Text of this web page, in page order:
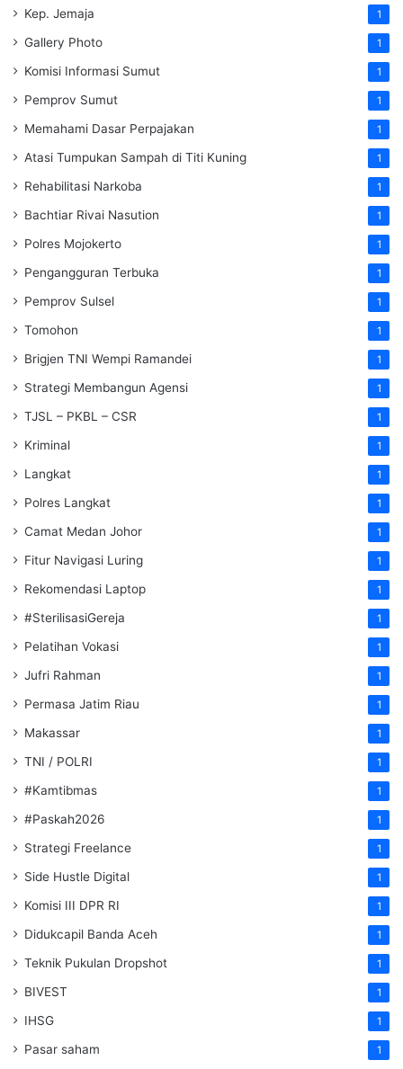
Kep. Jemaja 1
Gallery Photo 1
Komisi Informasi Sumut 1
Pemprov Sumut 1
Memahami Dasar Perpajakan 1
Atasi Tumpukan Sampah di Titi Kuning 1
Rehabilitasi Narkoba 1
Bachtiar Rivai Nasution 1
Polres Mojokerto 1
Pengangguran Terbuka 1
Pemprov Sulsel 1
Tomohon 1
Brigjen TNI Wempi Ramandei 1
Strategi Membangun Agensi 1
TJSL – PKBL – CSR 1
Kriminal 1
Langkat 1
Polres Langkat 1
Camat Medan Johor 1
Fitur Navigasi Luring 1
Rekomendasi Laptop 1
#SterilisasiGereja 1
Pelatihan Vokasi 1
Jufri Rahman 1
Permasa Jatim Riau 1
Makassar 1
TNI / POLRI 1
#Kamtibmas 1
#Paskah2026 1
Strategi Freelance 1
Side Hustle Digital 1
Komisi III DPR RI 1
Didukcapil Banda Aceh 1
Teknik Pukulan Dropshot 1
BIVEST 1
IHSG 1
Pasar saham 1